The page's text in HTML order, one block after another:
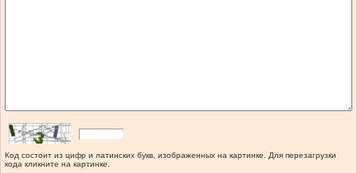
Код состоит из цифр и латинских букв, изображенных на картинке. Для перезагрузки
кода кликните на картинке.